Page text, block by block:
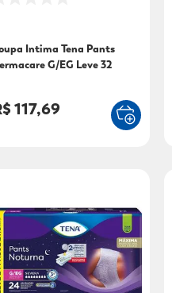
Intima Tena Pants
G/EG Leve 32
117,69